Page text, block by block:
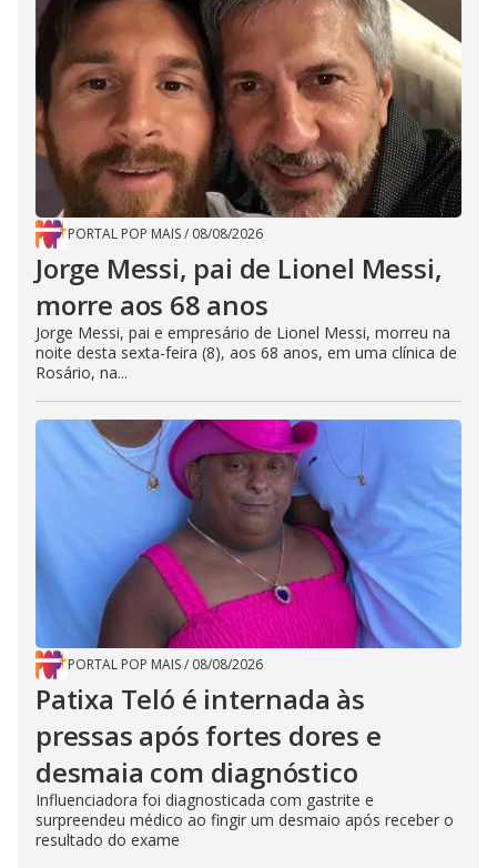
PORTAL POP MAIS/ 08/08/2026
Jorge Messi, pai de Lionel Messi,
morre aos 68 anos
Jorge Messi, pai e empresário de Lionel Messi, morreu na
noite desta sexta-feira (8), aos 68 anos, em uma clínica de
Rosário, na...
PORTAL POP MAIS/ 08/08/2026
Patixa Teló é internada às
pressas após fortes dores e
desmaia com diagnóstico
Influenciadora foi diagnosticada com gastrite e
surpreendeu médico ao fingir um desmaio após receber o
resultado do exame